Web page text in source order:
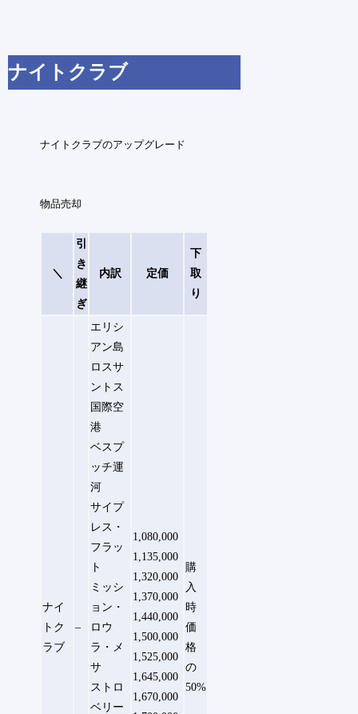
ナイトクラブ
ナイトクラブのアップグレード
物品売却
＼
引
き
継
ぎ
内訳 定価
下
取
り
ナイ
トク
ラブ
–
エリシ
アン島
ロスサ
ントス
国際空
港
ベスプ
ッチ運
河
サイプ
レス・
フラッ
ト
ミッシ
ョン・
ロウ
ラ・メ
サ
ストロ
ベリー
1,080,000
1,135,000
1,320,000
1,370,000
1,440,000
1,500,000
1,525,000
1,645,000
1,670,000
購
入
時
価
格
の
50%